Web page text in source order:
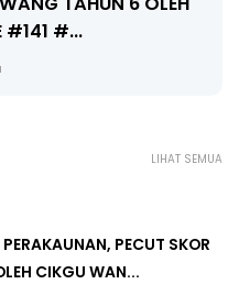
#141 #...
LIHAT SEMUA
PECUT SKOR
CIKGU WAN...